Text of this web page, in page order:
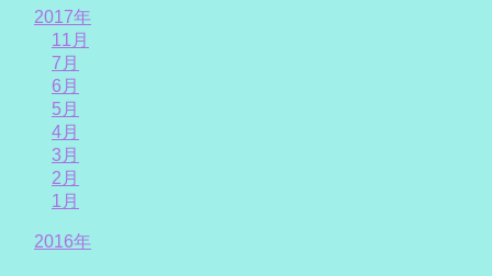
2017年
11月
7月
6月
5月
4月
3月
2月
1月
2016年